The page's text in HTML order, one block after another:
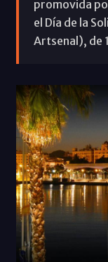
promovida
el Día de la
Artsenal), de